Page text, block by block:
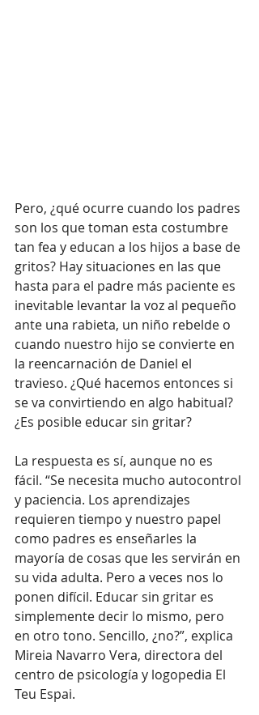
Pero, ¿qué ocurre cuando los padres
son los que toman esta costumbre
tan fea y educan a los hijos a base de
gritos? Hay situaciones en las que
hasta para el padre más paciente es
inevitable levantar la voz al pequeño
ante una rabieta, un niño rebelde o
cuando nuestro hijo se convierte en
la reencarnación de Daniel el
travieso. ¿Qué hacemos entonces si
se va convirtiendo en algo habitual?
¿Es posible educar sin gritar?
La respuesta es sí, aunque no es
fácil. “Se necesita mucho autocontrol
y paciencia. Los aprendizajes
requieren tiempo y nuestro papel
como padres es enseñarles la
mayoría de cosas que les servirán en
su vida adulta. Pero a veces nos lo
ponen difícil. Educar sin gritar es
simplemente decir lo mismo, pero
en otro tono. Sencillo, ¿no?”, explica
Mireia Navarro Vera, directora del
centro de psicología y logopedia El
Teu Espai.